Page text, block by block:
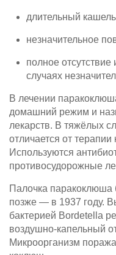
длительный
незначительное
полное отсутствие
случаях
В лечении
домашний режим и
лекарств. В тяжёлых
отличается от
Используются
противосудорожные
Палочка
позже — в 1937 году.
бактерией Bordetella
воздушно-капельный
Микроорганизм